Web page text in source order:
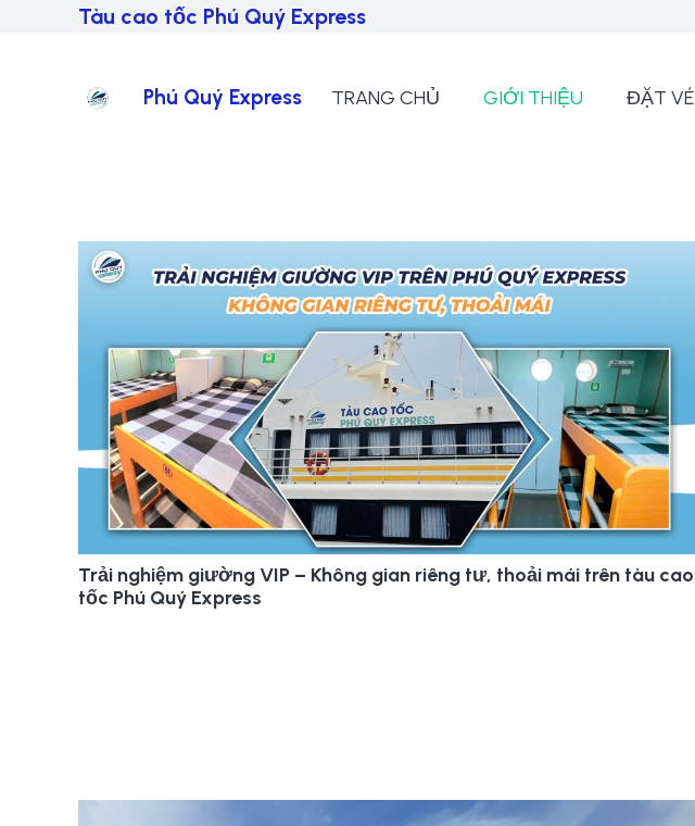
Tàu cao tốc Phú Quý Express
Phú Quý Express TRANG CHỦ GIỚI THIỆU ĐẶT VÉ
Trải nghiệm giường VIP – Không gian riêng tư, thoải mái trên tàu cao
tốc Phú Quý Express